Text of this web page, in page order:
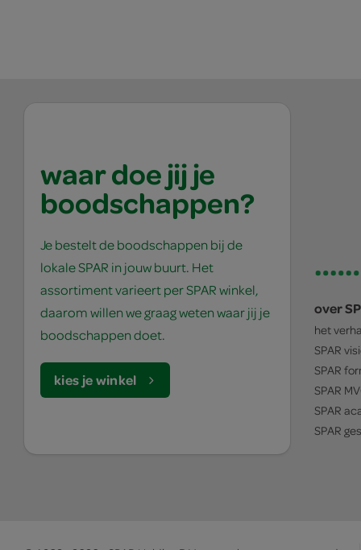
waar doe jij je
boodschappen?
Je bestelt de boodschappen bij de
lokale SPAR in jouw buurt. Het
assortiment varieert per SPAR winkel,
daarom willen we graag weten waar jij je
boodschappen doet.
kies je winkel
over
het
SPAR
SPAR
SPAR
SPAR
SPAR